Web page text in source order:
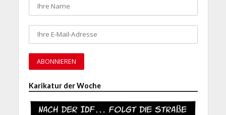
Karikatur der Woche